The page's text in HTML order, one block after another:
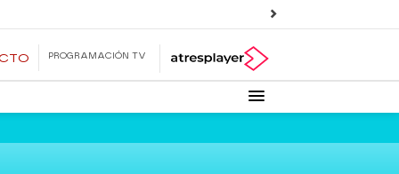
PROGRAMACIÓN TV